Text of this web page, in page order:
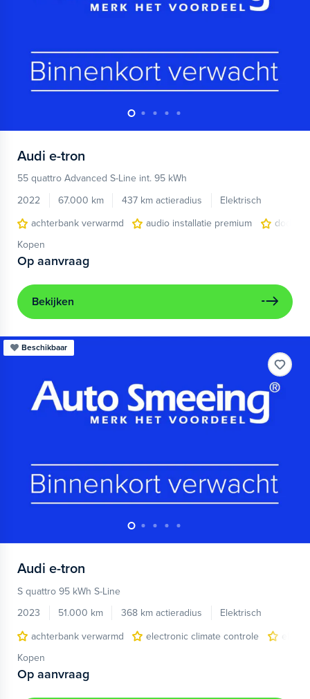
Audi e-tron
55 quattro Advanced S-Line int. 95 kWh
2022
67.000 km 437 km actieradius
Elektrisch
achterbank verwarmd
audio installatie premium
Kopen
Op aanvraag
Bekijken
Beschikbaar
Audi e-tron
S quattro 95 kWh S-Line
2023
51.000 km 368 km actieradius
Elektrisch
achterbank verwarmd
electronic climate controle
Kopen
Op aanvraag